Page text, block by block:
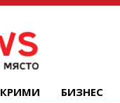
КРИМИ БИЗНЕС